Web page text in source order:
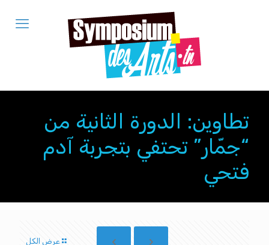
تطاوين: الدورة الثانية من
“جمّار” تحتفي بتجربة آدم
فتحي
عرض الكل